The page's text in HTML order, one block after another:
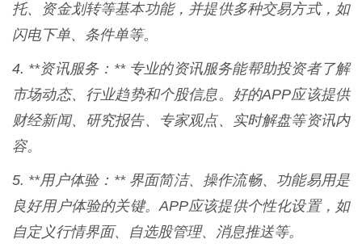
托、资金划转等基本功能，并提供多种交易方式，如
闪电下单、条件单等。
4. **资讯服务：** 专业的资讯服务能帮助投资者了解
市场动态、行业趋势和个股信息。好的APP应该提供
财经新闻、研究报告、专家观点、实时解盘等资讯内
容。
5. **用户体验：** 界面简洁、操作流畅、功能易用是
良好用户体验的关键。APP应该提供个性化设置，如
自定义行情界面、自选股管理、消息推送等。